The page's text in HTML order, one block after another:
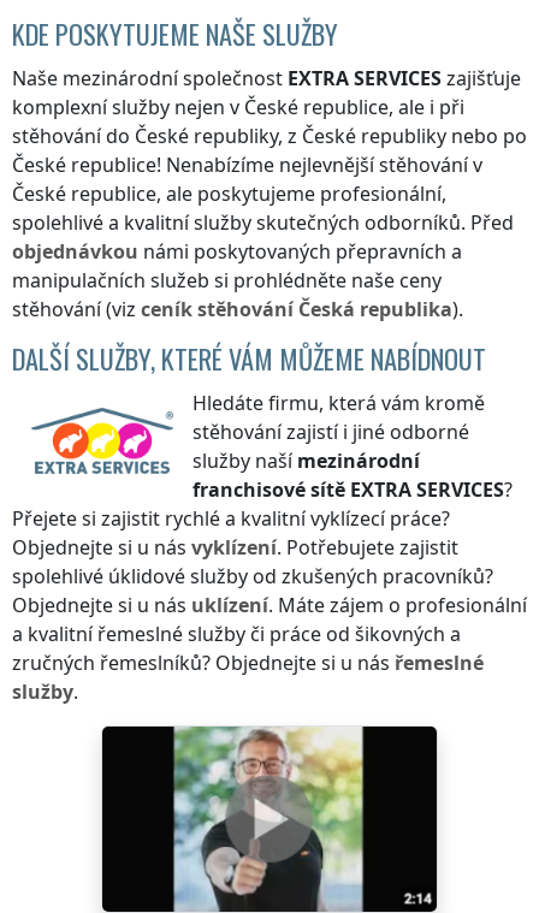
KDE POSKYTUJEME NAŠE SLUŽBY
Naše mezinárodní společnost EXTRA SERVICESzajišťuje
komplexní služby nejen v České republice, ale i při
stěhovánído České republiky, z České republiky nebo po
České republice! Nenabízíme nejlevnější stěhovánív
České republice, ale poskytujeme profesionální,
spolehlivé a kvalitní služby skutečných odborníků. Před
objednávkou námi poskytovaných přepravních a
manipulačních služeb si prohlédněte naše ceny
stěhování (viz ceníkstěhování Česká republika).
DALŠÍ SLUŽBY, KTERÉ VÁM MŮŽEME NABÍDNOUT
Hledáte firmu, která vám kromě
stěhování zajistí i jiné odborné
služby našímezinárodní
franchisové sítě EXTRA SERVICES?
Přejete si zajistit rychlé a kvalitní vyklízecí práce?
Objednejte si u nás vyklízení. Potřebujete zajistit
spolehlivé úklidové služby od zkušených pracovníků?
Objednejte si u nás uklízení. Máte zájem o profesionální
a kvalitní řemeslné služby či práce od šikovných a
zručných řemeslníků? Objednejte si u nás řemeslné
služby.